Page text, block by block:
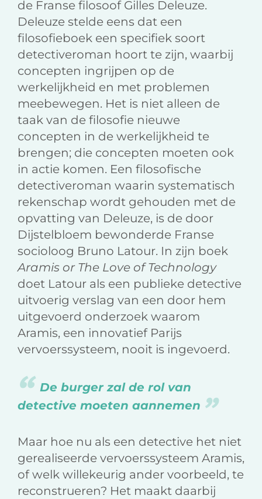
de Franse filosoof Gilles Deleuze.
Deleuze stelde eens dat een
filosofieboek een specifiek soort
detectiveroman hoort te zijn, waarbij
concepten ingrijpen op de
werkelijkheid en met problemen
meebewegen. Het is niet alleen de
taak van de filosofie nieuwe
concepten in de werkelijkheid te
brengen; die concepten moeten ook
in actie komen. Een filosofische
detectiveroman waarin systematisch
rekenschap wordt gehouden met de
opvatting van Deleuze, is de door
Dijstelbloem bewonderde Franse
socioloog Bruno Latour. In zijn boek
Aramis or The Love of Technology
doet Latour als een publieke detective
uitvoerig verslag van een door hem
uitgevoerd onderzoek waarom
Aramis, een innovatief Parijs
vervoerssysteem, nooit is ingevoerd.
De burger zal de rol van
detective moeten aannemen
Maar hoe nu als een detective het niet
gerealiseerde vervoerssysteem Aramis,
of welk willekeurig ander voorbeeld, te
reconstrueren? Het maakt daarbij